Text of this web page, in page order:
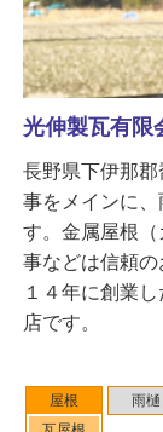
屋根
雨樋
光伸製瓦有限
長野県下伊那
事をメインに
す。金属屋根
事などは信頼
１４年に創業
店です。